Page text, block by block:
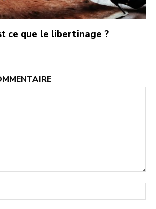
ce que le libertinage ?
:*